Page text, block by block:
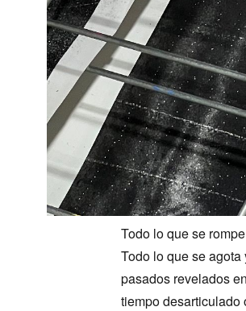
Todo lo que se
Todo lo que se
pasados revelados
tiempo